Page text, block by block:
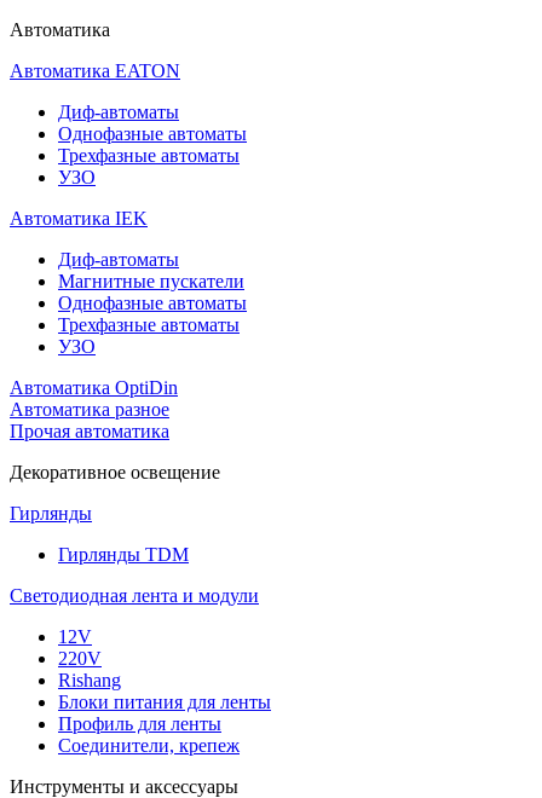
Автоматика
Автоматика EATON
Диф-автоматы
Однофазные автоматы
Трехфазные автоматы
УЗО
Автоматика IEK
Диф-автоматы
Магнитные пускатели
Однофазные автоматы
Трехфазные автоматы
УЗО
Автоматика OptiDin
Автоматика разное
Прочая автоматика
Декоративное освещение
Гирлянды
Гирлянды TDM
Светодиодная лента и модули
12V
220V
Rishang
Блоки питания для ленты
Профиль для ленты
Соединители, крепеж
Инструменты и аксессуары